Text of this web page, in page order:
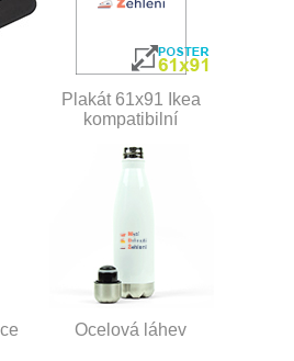
Plakát 61x91 Ikea
kompatibilní
Ocelová láhev